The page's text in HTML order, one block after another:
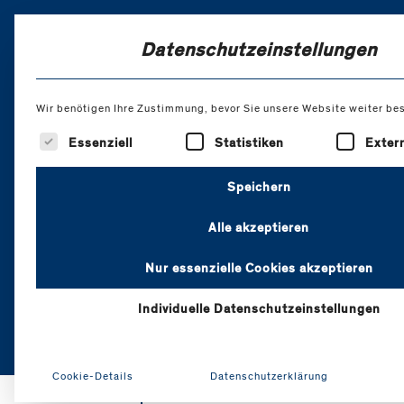
Skip
-
Datenschutzeinstellungen
Wir benötigen Ihre Zustimmung, bevor Sie unsere Website weiter
Es folgt eine Liste der Service-Gruppen, für
Essenziell Statistiken
Speichern
Alle akzeptieren
Nur essenzielle Cookies akzeptieren
Individuelle Datenschutzeinstellungen
Cookie-Details Datenschutzerklärung